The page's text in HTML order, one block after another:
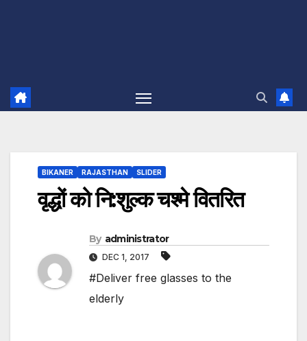
BIKANER RAJASTHAN SLIDER
वृद्धों को नि:शुल्क चश्मे वितरित
By administrator
DEC 1, 2017
#Deliver free glasses to the
elderly